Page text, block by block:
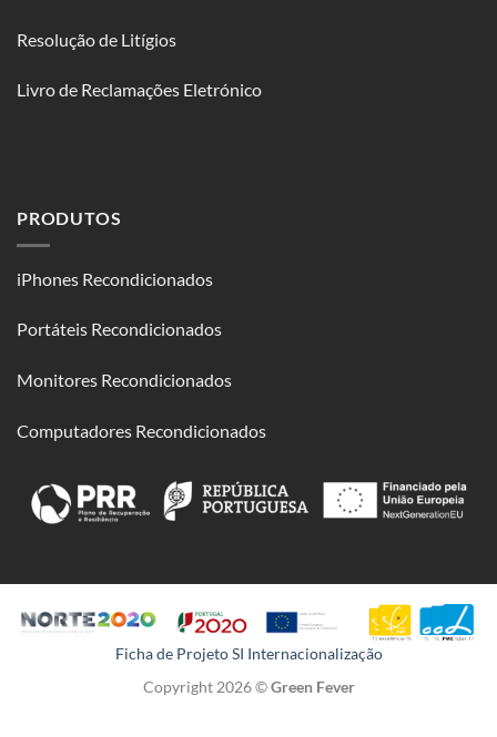
Resolução de Litígios
Livro de Reclamações Eletrónico
PRODUTOS
iPhones Recondicionados
Portáteis Recondicionados
Monitores Recondicionados
Computadores Recondicionados
Ficha de Projeto SI Internacionalização
Copyright 2026 ©Green Fever